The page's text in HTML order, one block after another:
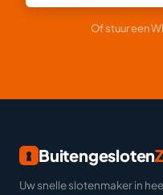
Of stuur een
Buitengesloten
Uw snelle slotenmaker in